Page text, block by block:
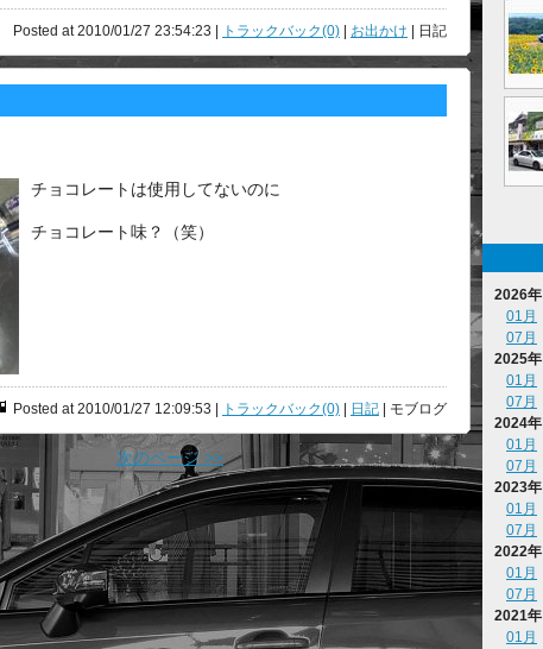
Posted at 2010/01/27 23:54:23 | トラックバック(0) お出かけ | 日記
チョコレートは使用してないのに
チョコレート味？（笑）
Posted at 2010/01/27 12:09:53 | トラックバック(0) 日記 | モブログ
次のページ >>
2026年
01月
07月
2025年
01月
07月
2024年
01月
07月
2023年
01月
07月
2022年
01月
07月
2021年
01月